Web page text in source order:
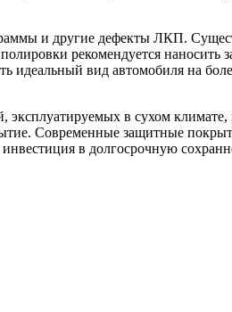
и другие дефекты ЛКП.
рекомендуется наносить
идеальный вид автомобиля на
в сухом климате,
Современные защитные
в долгосрочную